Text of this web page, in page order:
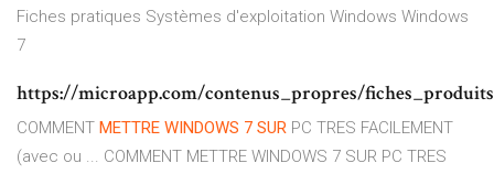
Fiches pratiques Systèmes d'exploitation Windows Windows
7
https://microapp.com/contenus_propres/
COMMENT METTRE WINDOWS 7 SUR PC TRES FACILEMENT
(avec ou ... COMMENT METTRE WINDOWS 7 SUR PC TRES